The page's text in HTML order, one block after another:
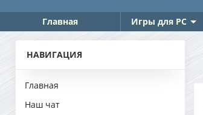
Главная Игры для PC
НАВИГАЦИЯ
Главная
Наш чат